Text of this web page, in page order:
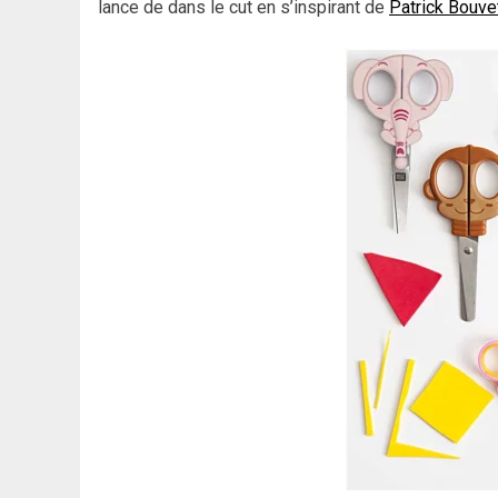
lance de dans le cut en s’inspirant de Patrick